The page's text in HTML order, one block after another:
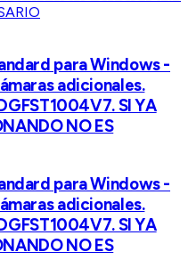
para Windows -
adicionales.
SI YA
NO ES
para Windows -
adicionales.
SI YA
NO ES